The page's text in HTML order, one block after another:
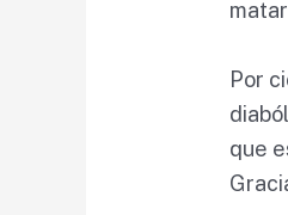
Por
que